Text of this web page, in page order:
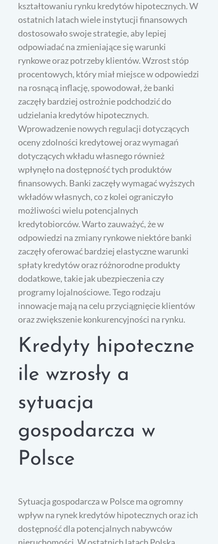
kształtowaniu rynku kredytów hipotecznych. W
ostatnich latach wiele instytucji finansowych
dostosowało swoje strategie, aby lepiej
odpowiadać na zmieniające się warunki
rynkowe oraz potrzeby klientów. Wzrost stóp
procentowych, który miał miejsce w odpowiedzi
na rosnącą inflację, spowodował, że banki
zaczęły bardziej ostrożnie podchodzić do
udzielania kredytów hipotecznych.
Wprowadzenie nowych regulacji dotyczących
oceny zdolności kredytowej oraz wymagań
dotyczących wkładu własnego również
wpłynęło na dostępność tych produktów
finansowych. Banki zaczęły wymagać wyższych
wkładów własnych, co z kolei ograniczyło
możliwości wielu potencjalnych
kredytobiorców. Warto zauważyć, że w
odpowiedzi na zmiany rynkowe niektóre banki
zaczęły oferować bardziej elastyczne warunki
spłaty kredytów oraz różnorodne produkty
dodatkowe, takie jak ubezpieczenia czy
programy lojalnościowe. Tego rodzaju
innowacje mają na celu przyciągnięcie klientów
oraz zwiększenie konkurencyjności na rynku.
Kredyty hipoteczne
ile wzrosły a
sytuacja
gospodarcza w
Polsce
Sytuacja gospodarcza w Polsce ma ogromny
wpływ na rynek kredytów hipotecznych oraz ich
dostępność dla potencjalnych nabywców